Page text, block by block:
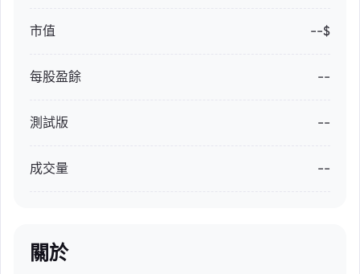
市值 --$
每股盈餘 --
測試版 --
成交量 --
關於